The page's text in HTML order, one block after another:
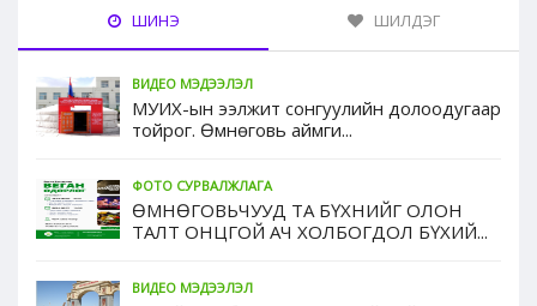
ШИНЭ ШИЛДЭГ
ВИДЕО МЭДЭЭЛЭЛ
МУИХ-ын ээлжит сонгуулийн долоодугаар
тойрог. Өмнөговь аймги...
ФОТО СУРВАЛЖЛАГА
ӨМНӨГОВЬЧУУД ТА БҮХНИЙГ ОЛОН
ТАЛТ ОНЦГОЙ АЧ ХОЛБОГДОЛ БҮХИЙ...
ВИДЕО МЭДЭЭЛЭЛ